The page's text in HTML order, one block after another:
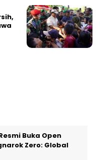
Buka Open
Zero: Global